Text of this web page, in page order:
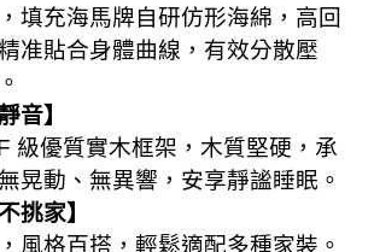
填充海馬牌自研仿形海綿，高回
准貼合身體曲線，有效分散壓
音】
級優質實木框架，木質堅硬，承
晃動、無異響，安享靜謐睡眠。
挑家】
風格百搭，輕鬆適配多種家裝。